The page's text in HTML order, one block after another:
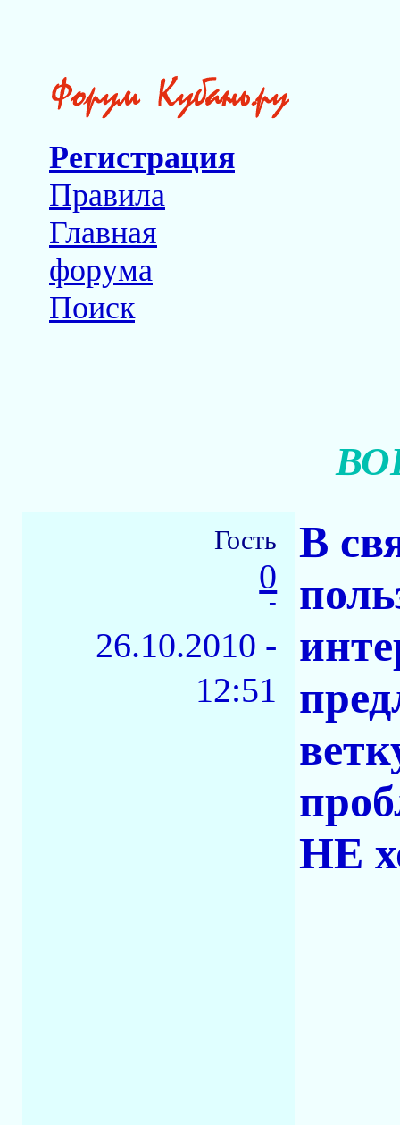
Регистрация
Правила
Главная
форума
Поиск
Гость
0
-
26.10.2010 -
12:51
В
НЕ